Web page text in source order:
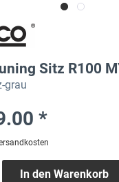
Sitz R100
grau
*
In den Warenkorb